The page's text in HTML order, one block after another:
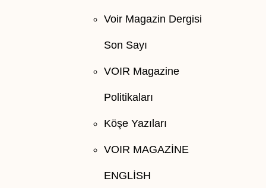
Voir Magazin Dergisi
Son Sayı
VOIR Magazine
Politikaları
Köşe Yazıları
VOIR MAGAZİNE
ENGLİSH